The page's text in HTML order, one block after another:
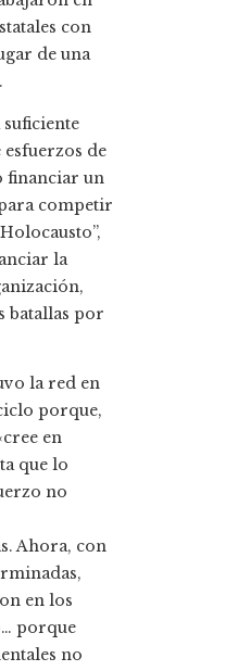
con
de una
de
financiar un
competir
la
batallas por
la red en
porque,
en
que lo
no
Ahora, con
en los
porque
no